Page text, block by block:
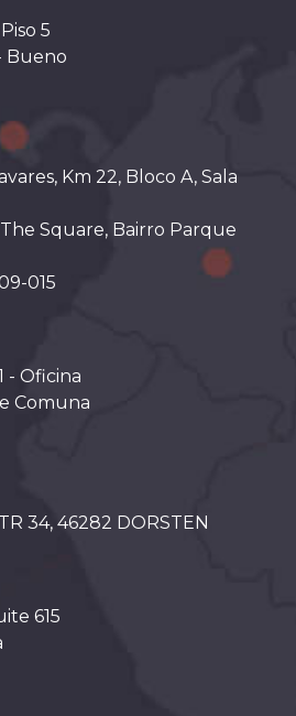
5
Bueno
Km 22, Bloco A, Sala
Square, Bairro Parque
015
- Oficina
Comuna
34, 46282 DORSTEN
615